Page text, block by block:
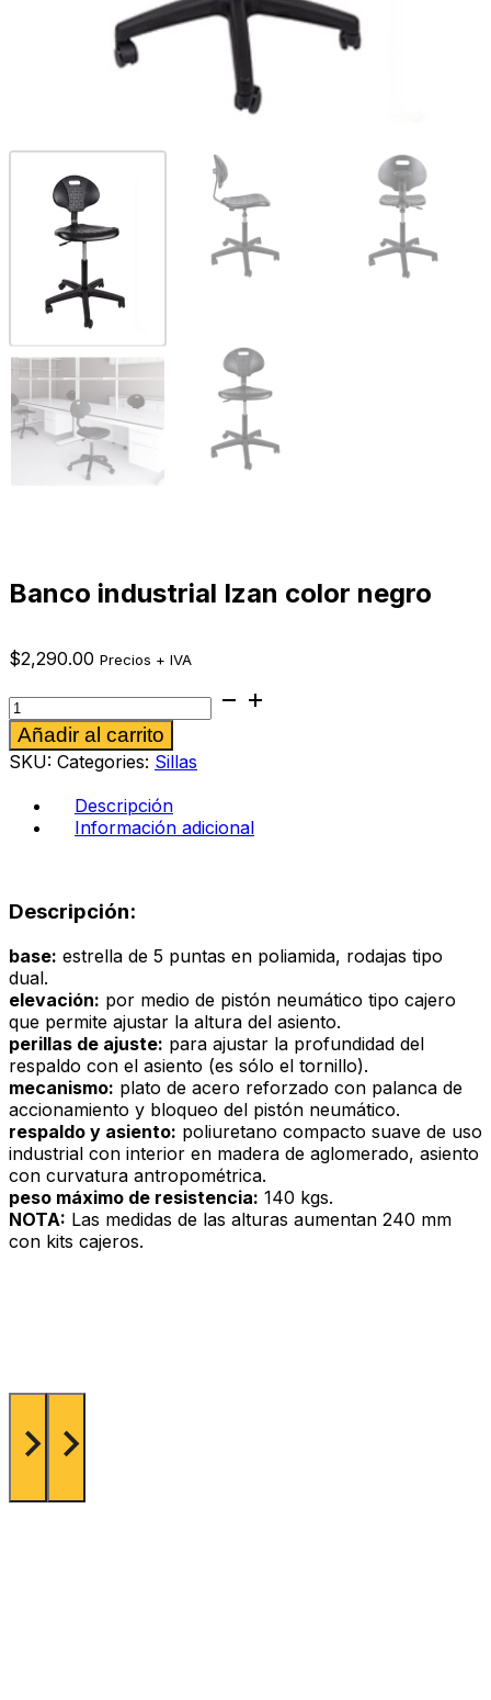
Banco industrial Izan color negro
$2,290.00 Precios + IVA
Banco
industrial
Izan
color
negro
Añadir al carrito
SKU: Categories: Sillas
Descripción
Información adicional
Descripción:
base: estrella de 5 puntas en poliamida, rodajas tipo
dual.
elevación: por medio de pistón neumático tipo cajero
que permite ajustar la altura del asiento.
perillas de ajuste: para ajustar la profundidad del
respaldo con el asiento (es sólo el tornillo).
mecanismo: plato de acero reforzado con palanca de
accionamiento y bloqueo del pistón neumático.
respaldo y asiento: poliuretano compacto suave de uso
industrial con interior en madera de aglomerado, asiento
con curvatura antropométrica.
peso máximo de resistencia: 140 kgs.
NOTA: Las medidas de las alturas aumentan 240 mm
con kits cajeros.